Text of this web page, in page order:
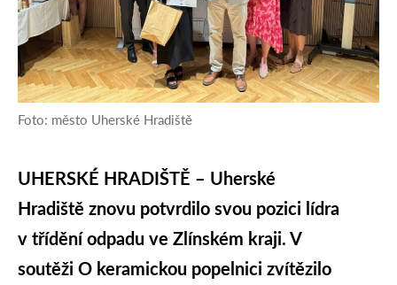
Foto: město Uherské Hradiště
UHERSKÉ HRADIŠTĚ – Uherské
Hradiště znovu potvrdilo svou pozici lídra
v třídění odpadu ve Zlínském kraji. V
soutěži O keramickou popelnici zvítězilo